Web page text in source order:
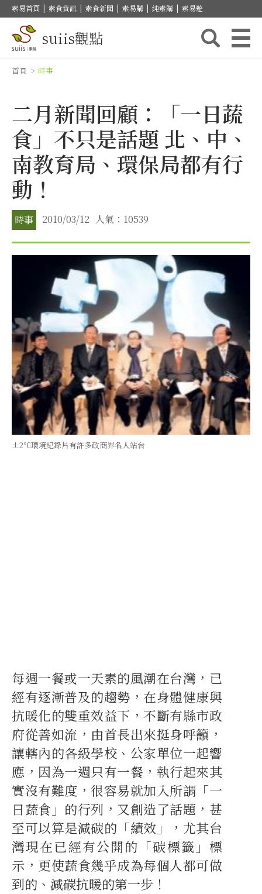
素易首頁 | 素食資訊 | 素食新聞 | 素易購 | 純素購 | 素易遊
suiis觀點
首頁 > 時事
二月新聞回顧：「一日蔬
食」不只是話題 北、中、
南教育局、環保局都有行
動！
時事 2010/03/12 人氣：10539
±2℃環境紀錄片有許多政商界名人站台
每週一餐或一天素的風潮在台灣，已
經有逐漸普及的趨勢，在身體健康與
抗暖化的雙重效益下，不斷有縣市政
府從善如流，由首長出來挺身呼籲，
讓轄內的各級學校、公家單位一起響
應，因為一週只有一餐，執行起來其
實沒有難度，很容易就加入所謂「一
日蔬食」的行列，又創造了話題，甚
至可以算是減碳的「績效」，尤其台
灣現在已經有公開的「碳標籤」標
示，更使蔬食幾乎成為每個人都可做
到的、減碳抗暖的第一步！